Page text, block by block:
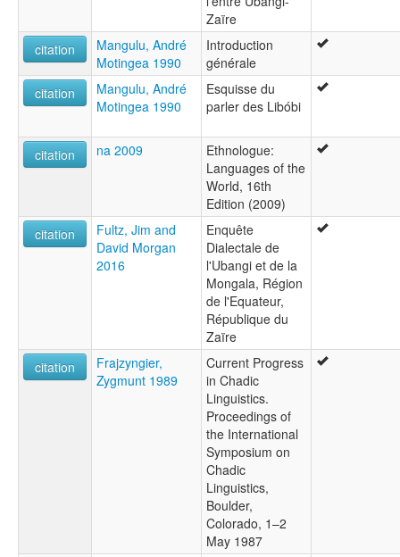
Zaïre
citation
Mangulu, André
Motingea 1990
Introduction
générale
citation
Mangulu, André
Motingea 1990
Esquisse du
parler des Libóbi
citation na 2009
Ethnologue:
Languages of the
World, 16th
Edition (2009)
citation
Fultz, Jim and
David Morgan
2016
Enquête
Dialectale de
l'Ubangi et de la
Mongala, Région
de l'Equateur,
République du
Zaïre
citation
Frajzyngier,
Zygmunt 1989
Current Progress
in Chadic
Linguistics.
Proceedings of
the International
Symposium on
Chadic
Linguistics,
Boulder,
Colorado, 1–2
May 1987